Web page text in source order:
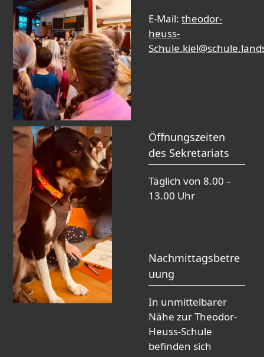
E-Mail:theodor-
heuss-
Öffnungszeiten
des Sekretariats
Täglich von 8.00 –
13.00 Uhr
Nachmittagsbetre
uung
In unmittelbarer
Nähe zur Theodor-
Heuss-Schule
befinden sich